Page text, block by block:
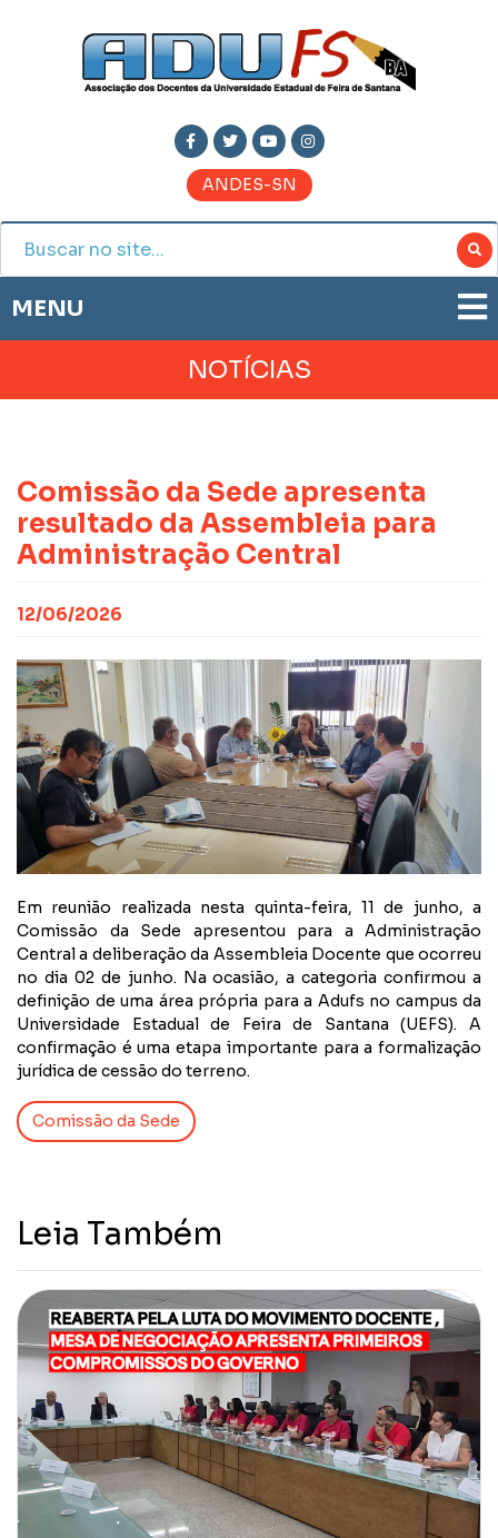
ANDES-SN
MENU
HISTÓRIA
NOTAS PUBLICADAS
JURÍDICO
PRESTAÇÃO DE CONTAS
CONTATO
FILIE-SE
NOTÍCIAS
Comissão da Sede apresenta
resultado da Assembleia para
Administração Central
12/06/2026
Em reunião realizada nesta quinta-feira, 11 de junho, a
Comissão da Sede apresentou para a Administração
Central a deliberação da Assembleia Docente que ocorreu
no dia 02 de junho. Na ocasião, a categoria confirmou a
definição de uma área própria para a Adufs no campus da
Universidade Estadual de Feira de Santana (UEFS). A
confirmação é uma etapa importante para a formalização
jurídica de cessão do terreno.
Comissão da Sede
Leia Também